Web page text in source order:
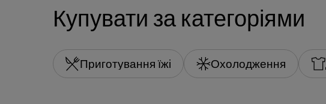
Купувати за категоріями
Приготування їжі Охолодження